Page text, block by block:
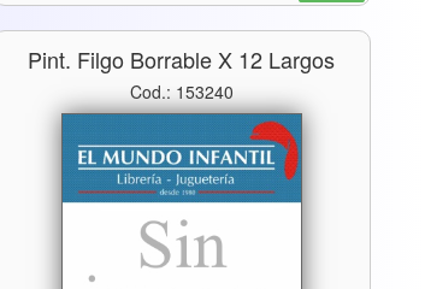
Pint. Filgo Borrable X 12 Largos
Cod.: 153240